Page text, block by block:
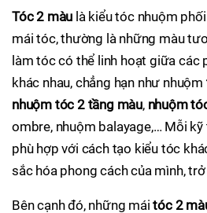
Tóc 2 màu là kiểu tóc nhuộm
mái tóc, thường là những màu
làm tóc có thể linh hoạt giữa các
khác nhau, chẳng hạn như nhuộm
nhuộm tóc 2 tầng màu, nhuộm
ombre, nhuộm balayage,… Mỗi
phù hợp với cách tạo kiểu tóc
sắc hóa phong cách của mình,
Bên cạnh đó, những máitóc 2